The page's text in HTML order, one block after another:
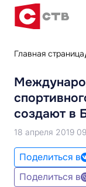
Главная страница
создают в
18 апреля 2019
Поделиться в
Поделиться в